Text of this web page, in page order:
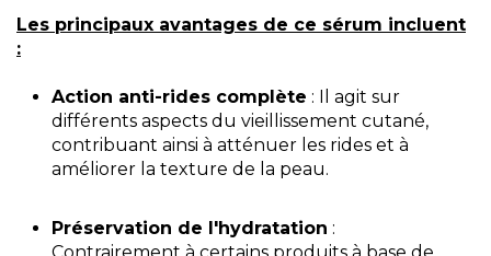
Les principaux avantages de ce sérum incluent
:
Action anti-rides complète : Il agit sur
différents aspects du vieillissement cutané,
contribuant ainsi à atténuer les rides et à
améliorer la texture de la peau.
Préservation de l'hydratation :